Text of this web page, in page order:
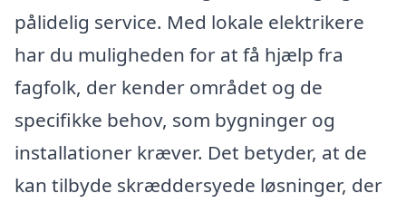
pålidelig service. Med lokale elektrikere
har du muligheden for at få hjælp fra
fagfolk, der kender området og de
specifikke behov, som bygninger og
installationer kræver. Det betyder, at de
kan tilbyde skræddersyede løsninger, der